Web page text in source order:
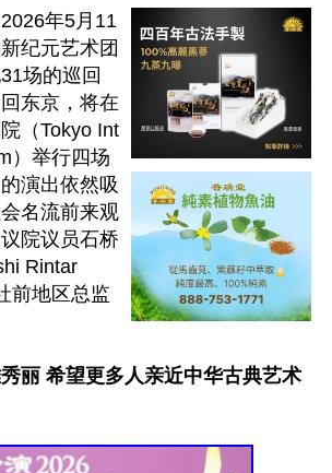
2026年5月11
纪元艺术团
场的巡回
东京，将在
（Tokyo Int
）举行四场
演出依然吸
名流前来观
院议员石桥
Rintar
前地区总监
丽 希望更多人亲近中华古典艺术